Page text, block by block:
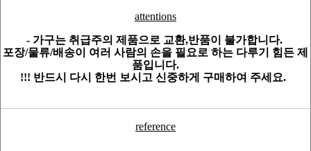
attentions
- 가구는 취급주의 제품으로 교환,반품이 불가합니다.
포장/물류/배송이 여러 사람의 손을 필요로 하는 다루기 힘든 제
품입니다.
!!! 반드시 다시 한번 보시고 신중하게 구매하여 주세요.
reference